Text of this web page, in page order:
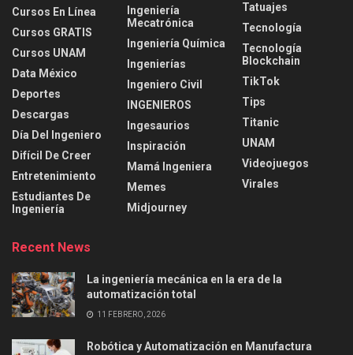
Cursos En Línea
Cursos GRATIS
Cursos UNAM
Data México
Deportes
Descargas
Día Del Ingeniero
Difícil De Creer
Entretenimiento
Estudiantes De
Ingeniería
Ingeniería
Mecatrónica
Ingeniería Química
Ingenierías
Ingeniero Civil
INGENIEROS
Ingesaurios
Inspiración
Mamá Ingeniera
Memes
Midjourney
Tatuajes
Tecnología
Tecnología
Blockchain
TikTok
Tips
Titanic
UNAM
Videojuegos
Virales
Recent News
La ingeniería mecánica en la era de la
automatización total
11 FEBRERO, 2026
Robótica y Automatización en Manufactura